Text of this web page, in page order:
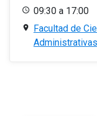
09:30 a 17:00
Facultad de